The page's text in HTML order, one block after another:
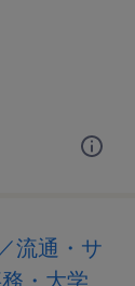
流通・サ
・大学